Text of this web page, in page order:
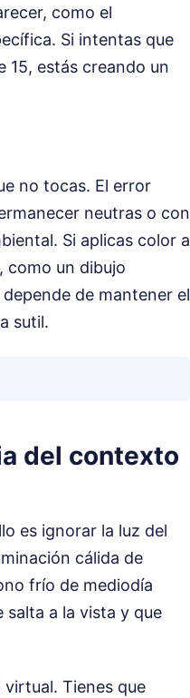
como el
Si intentas que
15, estás creando un
no tocas. El error
neutras o con
Si aplicas color a
como un dibujo
de mantener el
sutil.
del contexto
es ignorar la luz del
cálida de
frío de mediodía
salta a la vista y que
Tienes que